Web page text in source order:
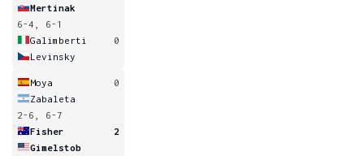
Mertinak
6-4, 6-1
Galimberti
0
Levinsky
Moya
0
Zabaleta
2-6, 6-7
Fisher
2
Gimelstob